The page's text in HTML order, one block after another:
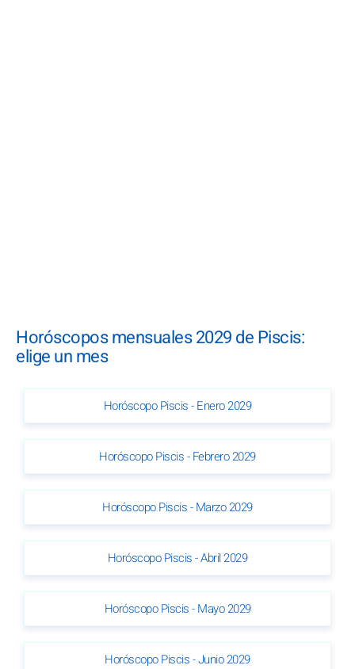
Horóscopos mensuales 2029 de Piscis:
elige un mes
Horóscopo Piscis - Enero 2029
Horóscopo Piscis - Febrero 2029
Horóscopo Piscis - Marzo 2029
Horóscopo Piscis - Abril 2029
Horóscopo Piscis - Mayo 2029
Horóscopo Piscis - Junio 2029